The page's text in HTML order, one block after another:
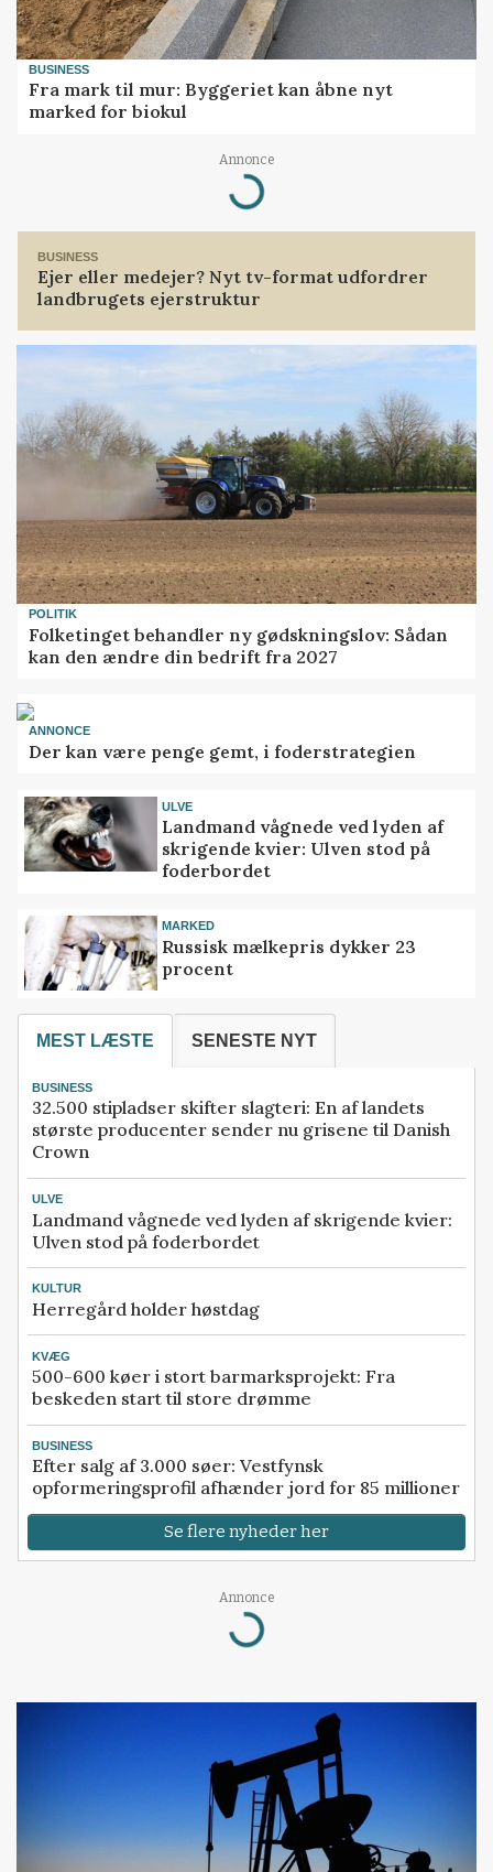
BUSINESS
Fra mark til mur: Byggeriet kan åbne nyt
marked for biokul
Annonce
Loading...
BUSINESS
Ejer eller medejer? Nyt tv-format udfordrer
landbrugets ejerstruktur
POLITIK
Folketinget behandler ny gødskningslov: Sådan
kan den ændre din bedrift fra 2027
ANNONCE
Der kan være penge gemt, i foderstrategien
ULVE
Landmand vågnede ved lyden af
skrigende kvier: Ulven stod på
foderbordet
MARKED
Russisk mælkepris dykker 23
procent
MEST LÆSTE SENESTE NYT
BUSINESS
32.500 stipladser skifter slagteri: En af landets
største producenter sender nu grisene til Danish
Crown
ULVE
Landmand vågnede ved lyden af skrigende kvier:
Ulven stod på foderbordet
KULTUR
Herregård holder høstdag
KVÆG
500-600 køer i stort barmarksprojekt: Fra
beskeden start til store drømme
BUSINESS
Efter salg af 3.000 søer: Vestfynsk
opformeringsprofil afhænder jord for 85 millioner
Se flere nyheder her
Annonce
Loading...